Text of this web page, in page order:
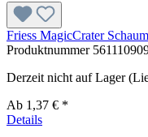
Friess MagicCrater
Produktnummer
Derzeit nicht auf Lager
Ab 1,37 € *
Details